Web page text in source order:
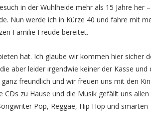
in der Wuhlheide mehr als 15 Jahre her
Nun werde ich in Kürze 40 und fahre mit
Familie Freude bereitet.
hat. Ich glaube wir kommen hier sicher
aber leider irgendwie keiner der Kasse und
freundlich und wir freuen uns mit den
CDs zu Hause und die Musik gefällt uns allen
Pop, Reggae, Hip Hop und smarten